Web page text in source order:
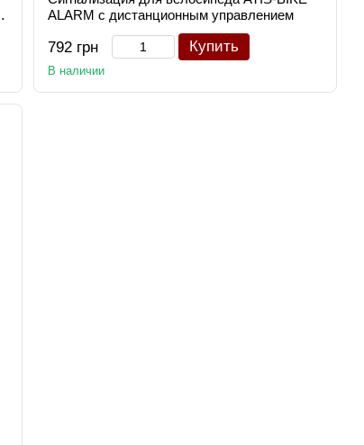
ALARM с дистанционным управлением
792 грн Купить
В наличии